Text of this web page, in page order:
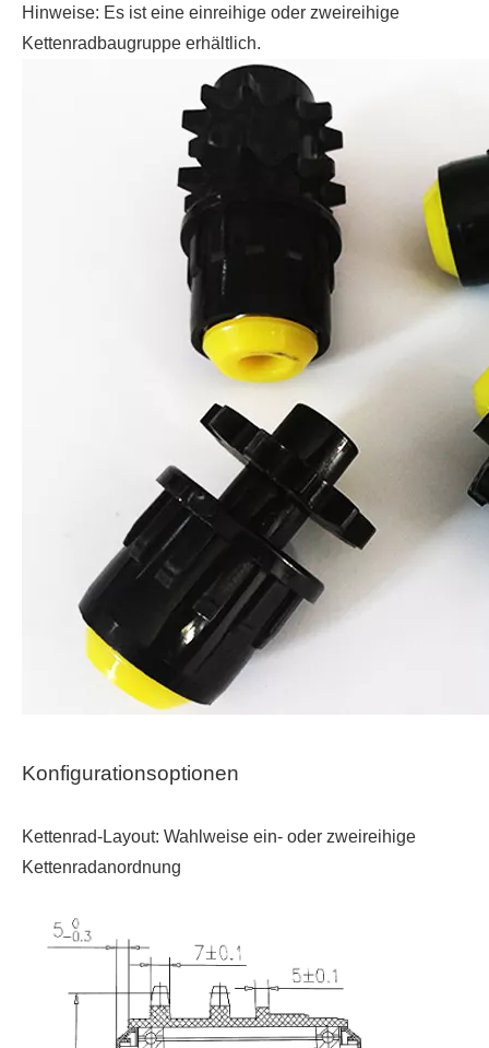
Hinweise: Es ist eine einreihige oder zweireihige
Kettenradbaugruppe erhältlich.
Konfigurationsoptionen
Kettenrad-Layout: Wahlweise ein- oder zweireihige
Kettenradanordnung